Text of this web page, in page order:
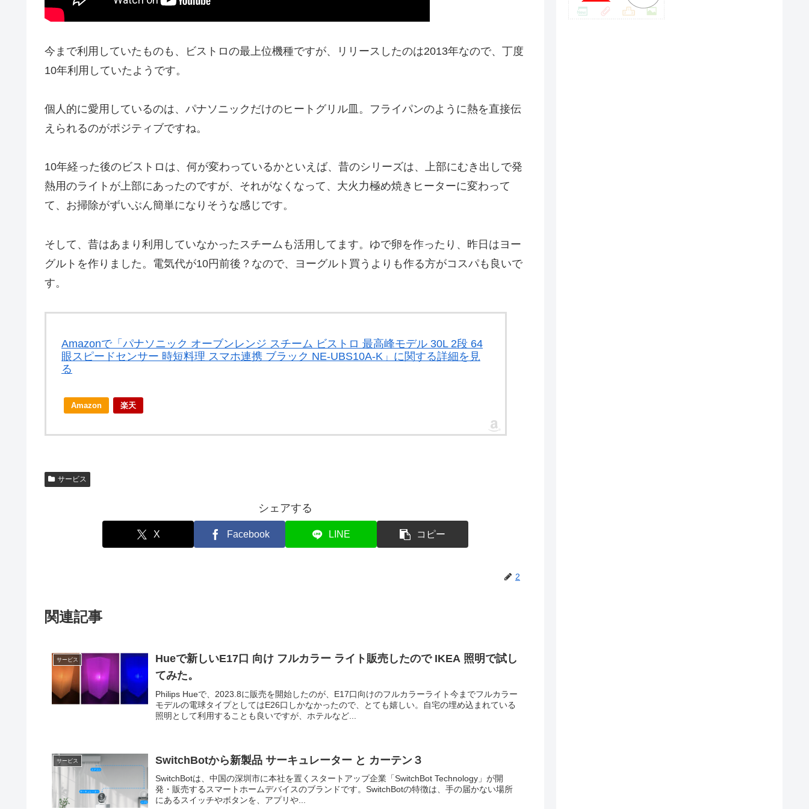
今まで利用していたものも、ビストロの最上位機種ですが、リリースしたのは2013年なので、丁度
10年利用していたようです。
個人的に愛用しているのは、パナソニックだけのヒートグリル皿。フライパンのように熱を直接伝
えられるのがポジティブですね。
10年経った後のビストロは、何が変わっているかといえば、昔のシリーズは、上部にむき出しで発
熱用のライトが上部にあったのですが、それがなくなって、大火力極め焼きヒーターに変わって
て、お掃除がずいぶん簡単になりそうな感じです。
そして、昔はあまり利用していなかったスチームも活用してます。ゆで卵を作ったり、昨日はヨー
グルトを作りました。電気代が10円前後？なので、ヨーグルト買うよりも作る方がコスパも良いで
す。
Amazonで「パナソニック オーブンレンジ スチーム ビストロ 最高峰モデル 30L 2段 64
眼スピードセンサー 時短料理 スマホ連携 ブラック NE-UBS10A-K」に関する詳細を見
る
Amazon 楽天
サービス
シェアする
X Facebook LINE コピー
2
関連記事
サービス
Hueで新しいE17口 向け フルカラー ライト販売したので IKEA 照明で試し
てみた。
Philips Hueで、2023.8に販売を開始したのが、E17口向けのフルカラーライト今までフルカラー
モデルの電球タイプとしてはE26口しかなかったので、とても嬉しい。自宅の埋め込まれている
照明として利用することも良いですが、ホテルなど...
サービス SwitchBotから新製品 サーキュレーター と カーテン３
SwitchBotは、中国の深圳市に本社を置くスタートアップ企業「SwitchBot Technology」が開
発・販売するスマートホームデバイスのブランドです。SwitchBotの特徴は、手の届かない場所
にあるスイッチやボタンを、アプリや...